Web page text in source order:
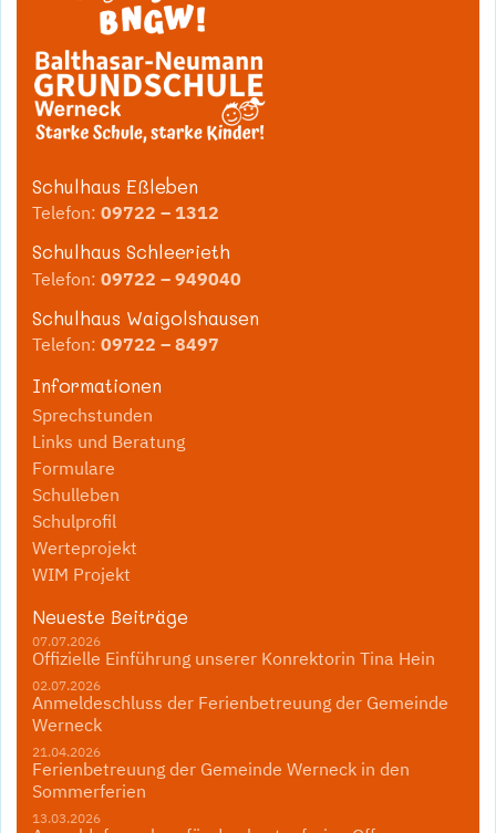
Schulhaus Eßleben
Telefon: 09722 – 1312
Schulhaus Schleerieth
Telefon: 09722 – 949040
Schulhaus Waigolshausen
Telefon: 09722 – 8497
Informationen
Sprechstunden
Links und Beratung
Formulare
Schulleben
Schulprofil
Werteprojekt
WIM Projekt
Neueste Beiträge
Offizielle Einführung unserer Konrektorin Tina Hein
07.07.2026
Anmeldeschluss der Ferienbetreuung der Gemeinde
Werneck
02.07.2026
Ferienbetreuung der Gemeinde Werneck in den
Sommerferien
21.04.2026
13.03.2026